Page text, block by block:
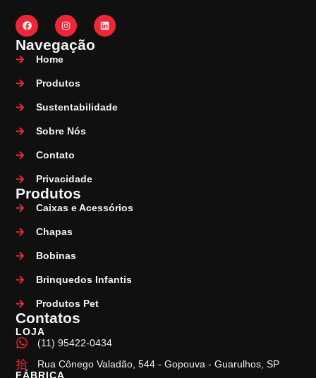
Navegação
Home
Produtos
Sustentabilidade
Sobre Nós
Contato
Privacidade
Produtos
Caixas e Acessórios
Chapas
Bobinas
Brinquedos Infantis
Produtos Pet
Contatos
LOJA
(11) 95422-0434
Rua Cônego Valadão, 544 - Gopouva - Guarulhos, SP
FÁBRICA